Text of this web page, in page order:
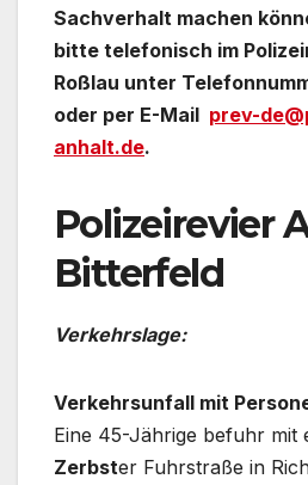
Sachverhalt machen
bitte telefonisch im
Roßlau unter
oder per E-Mail prev-
anhalt.de.
Polizeirevier
Bitterfeld
Verkehrslage:
Verkehrsunfall mit
Eine 45-Jährige befuhr mit
Zerbster Fuhrstraße in